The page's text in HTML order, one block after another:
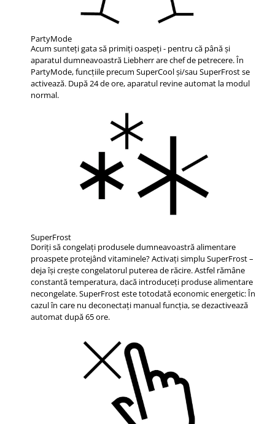
PartyMode
Acum sunteți gata să primiți oaspeți - pentru că până și
aparatul dumneavoastră Liebherr are chef de petrecere. În
PartyMode, funcțiile precum SuperCool și/sau SuperFrost se
activează. După 24 de ore, aparatul revine automat la modul
normal.
SuperFrost
Doriţi să congelaţi produsele dumneavoastră alimentare
proaspete protejând vitaminele? Activaţi simplu SuperFrost –
deja îşi creşte congelatorul puterea de răcire. Astfel rămâne
constantă temperatura, dacă introduceţi produse alimentare
necongelate. SuperFrost este totodată economic energetic: În
cazul în care nu deconectaţi manual funcţia, se dezactivează
automat după 65 ore.